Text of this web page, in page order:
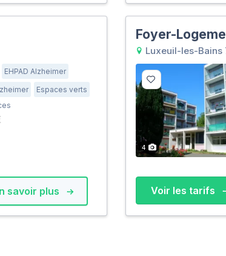
EHPAD Alzheimer
Espaces verts
savoir plus
Foyer-
Luxeuil-les-Bains
4
Voir les tarifs